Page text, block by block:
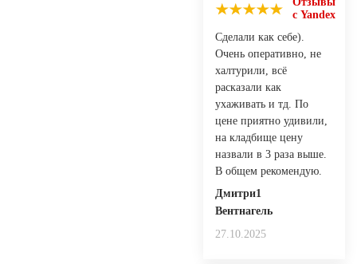
с Yandex
Сделали как себе).
Очень оперативно, не
халтурили, всё
расказали как
ухаживать и тд. По
цене приятно удивили,
на кладбище цену
назвали в 3 раза выше.
В общем рекомендую.
Дмитри1
Вентнагель
27.10.2025